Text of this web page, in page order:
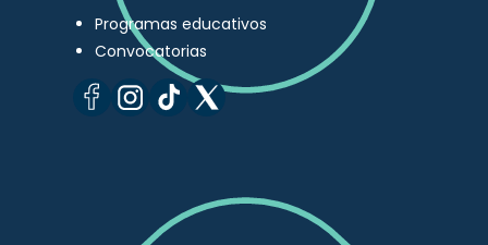
Programas educativos
Convocatorias